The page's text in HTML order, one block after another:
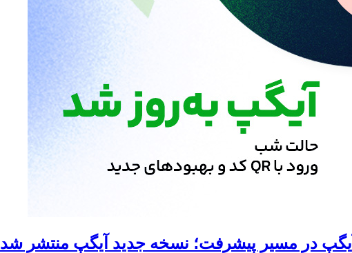
آیگپ در مسیر پیشرفت؛ نسخه جدید آیگپ منتشر شد